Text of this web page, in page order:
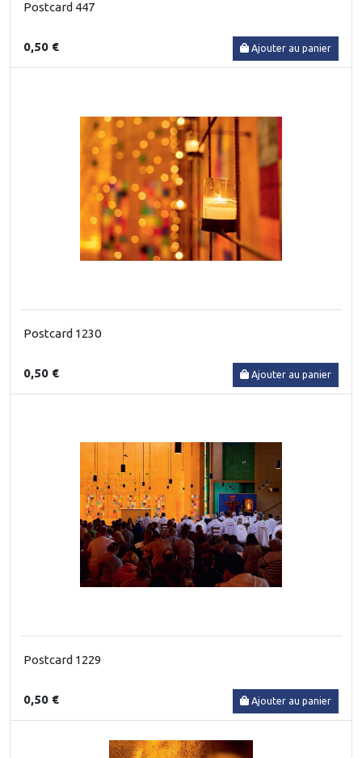
Postcard 447
0,50 € Ajouter au panier
Postcard 1230
0,50 € Ajouter au panier
Postcard 1229
0,50 € Ajouter au panier